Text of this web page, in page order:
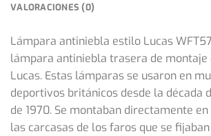
VALORACIONES (0)
Lámpara antiniebla estilo Lucas
lámpara antiniebla trasera de
Lucas. Estas lámparas se usaron en
deportivos británicos desde la década
de 1970. Se montaban directamente
las carcasas de los faros que se